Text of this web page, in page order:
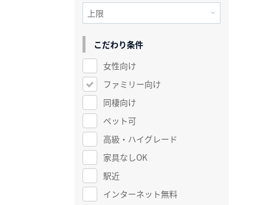
こだわり条件
女性向け
ファミリー向け
同棲向け
ペット可
高級・ハイグレード
家具なしOK
駅近
インターネット無料